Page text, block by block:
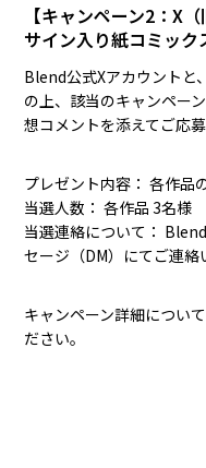
【キャンペーン2：X
サイン入り紙コミック
Blend公式Xアカウントと
の上、該当のキャンペー
想コメントを添えてご応募
プレゼント内容： 各作品
当選人数： 各作品 3名様
当選連絡について：
セージ（DM）にてご連絡
キャンペーン詳細につい
ださい。